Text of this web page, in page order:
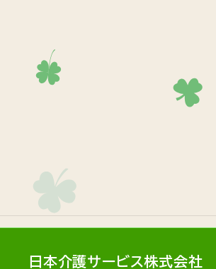
日本介護サービス株式会社